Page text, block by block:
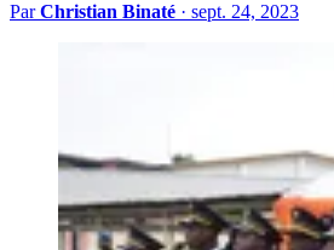
ParChristian Binaté · sept. 24, 2023